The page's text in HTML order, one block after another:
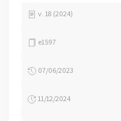
v. 18 (2024)
e1597
07/06/2023
11/12/2024